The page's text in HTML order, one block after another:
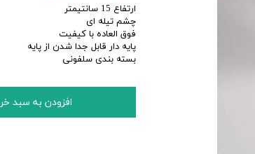
ارتفاع 15 سانتیمتر
چشم تیله ای
فوق العاده با کیفیت
پایه دار قابل جدا شدن از پایه
بسته بندی سلفونی
افزودن به سبد